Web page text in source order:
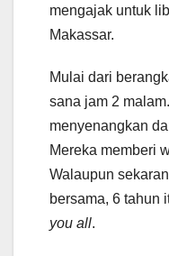
mengajak untuk
Makassar.
Mulai dari
sana jam 2
menyenangkan
Mereka memberi
Walaupun
bersama, 6 tahun
you all.